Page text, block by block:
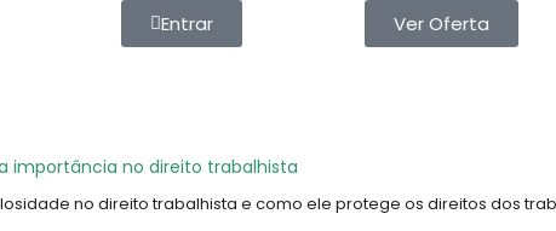
Entrar Ver Oferta
no direito trabalhista e como ele protege os direitos dos